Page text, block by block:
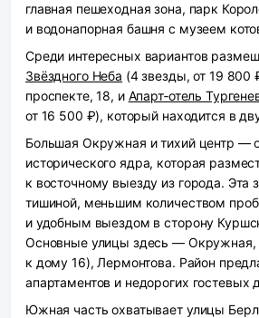
главная пешеходная зона, парк
и водонапорная башня с музеем
Среди интересных вариантов
Звёздного Неба (4 звезды, от 19 800
проспекте, 18, и Апарт‑отель
от 16 500 ₽), который находится в
Большая Окружная и тихий центр —
исторического ядра, которая
к восточному выезду из города. Эта
тишиной, меньшим количеством
и удобным выездом в сторону
Основные улицы здесь — Окружная,
к дому 16), Лермонтова. Район
апартаментов и недорогих гостевых
Южная часть охватывает улицы